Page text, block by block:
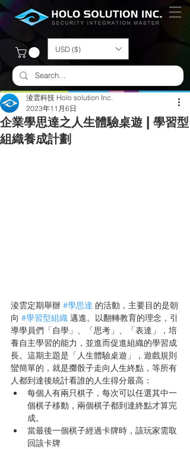
USD ($)
企業學思達之人生體驗桌遊 | 學習型
組織養成計劃
淩雲科技 Holo solution Inc.
2023年11月6日
淩雲定期舉辦 #學思達 的活動，主要目的是朝
向 #學習型組織 邁進。以翻轉教育的理念，引
導學員們「自學」、「思考」、「表達」，培
養自主學習的能力，並進而促進組織的學習成
長。這期主題是「人生體驗桌遊」，遊戲規則
蠻簡單的，就是擲骰子走向人生終點，等所有
人都到達後統計看誰的人生得分最高：
每個人有兩只棋子，每次可以任選其中一
個棋子移動，兩個棋子都到達終點才算完
成。
當最後一個棋子經過卡牌時，該玩家需取
回該卡牌